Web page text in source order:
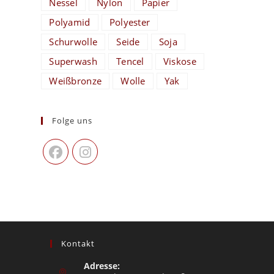
Nessel
Nylon
Papier
Polyamid
Polyester
Schurwolle
Seide
Soja
Superwash
Tencel
Viskose
Weißbronze
Wolle Yak
Folge uns
Kontakt
Adresse: